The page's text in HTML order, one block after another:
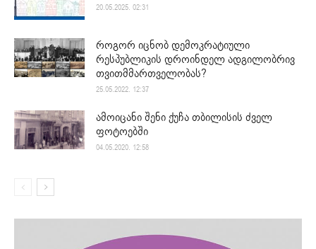
20.05.2025. 02:31
როგორ იცნობ დემოკრატიული
რესპუბლიკის დროინდელ ადგილობრივ
თვითმმართველობას?
25.05.2022. 12:37
ამოიცანი შენი ქუჩა თბილისის ძველ
ფოტოებში
04.05.2020. 12:58